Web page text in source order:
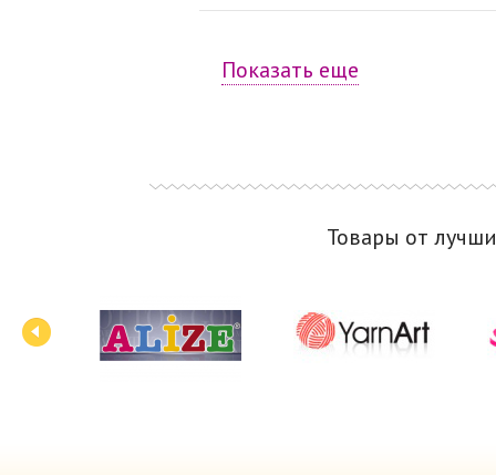
Показать еще
Товары от